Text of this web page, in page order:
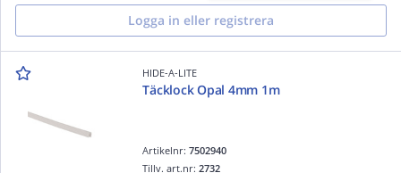
Logga in eller registrera
HIDE-A-LITE
Täcklock Opal 4mm 1m
Artikelnr:7502940
Tillv. art.nr:2732